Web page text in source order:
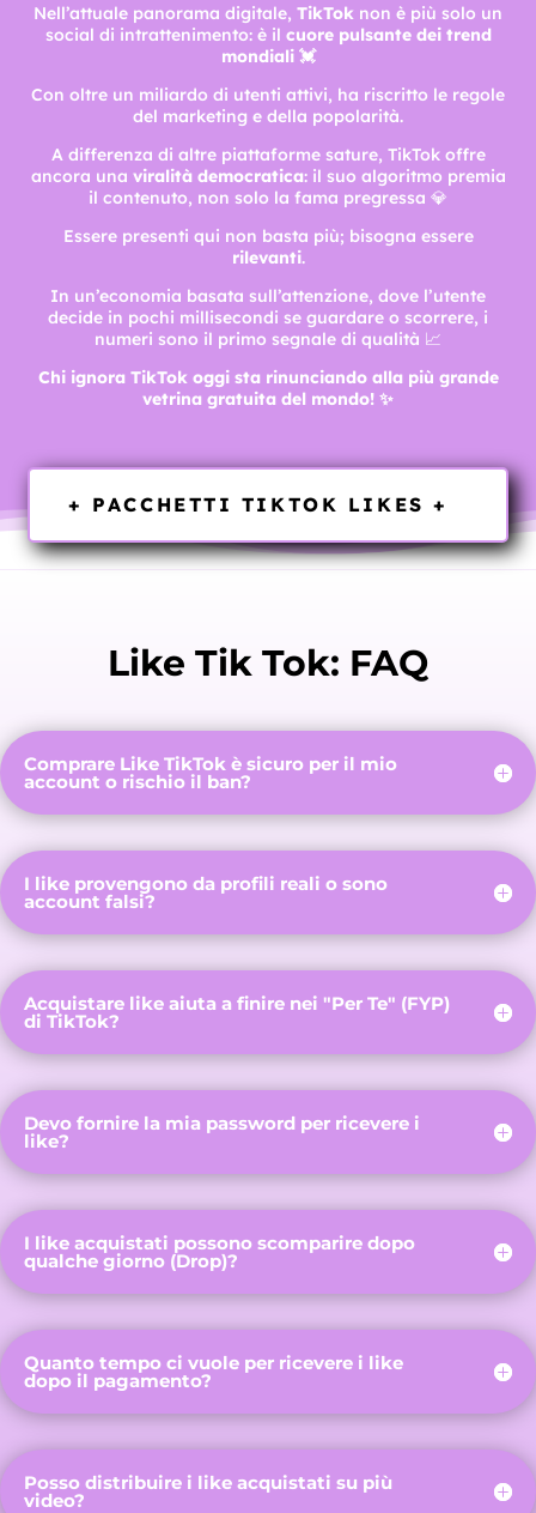
Nell’attuale panorama digitale, TikTok non è più solo un
social di intrattenimento: è il cuore pulsante dei trend
mondiali 💓
Con oltre un miliardo di utenti attivi, ha riscritto le regole
del marketing e della popolarità.
A differenza di altre piattaforme sature, TikTok offre
ancora una viralità democratica: il suo algoritmo premia
il contenuto, non solo la fama pregressa 💎
Essere presenti qui non basta più; bisogna essere
rilevanti.
In un’economia basata sull’attenzione, dove l’utente
decide in pochi millisecondi se guardare o scorrere, i
numeri sono il primo segnale di qualità 📈
Chi ignora TikTok oggi sta rinunciando alla più grande
vetrina gratuita del mondo! ✨
+ PACCHETTI TIKTOK LIKES +
Like Tik Tok: FAQ
Comprare Like TikTok è sicuro per il mio
account o rischio il ban?
I like provengono da profili reali o sono
account falsi?
Acquistare like aiuta a finire nei "Per Te" (FYP)
di TikTok?
Devo fornire la mia password per ricevere i
like?
I like acquistati possono scomparire dopo
qualche giorno (Drop)?
Quanto tempo ci vuole per ricevere i like
dopo il pagamento?
Posso distribuire i like acquistati su più
video?